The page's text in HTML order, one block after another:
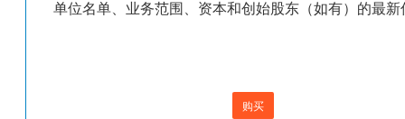
单位名单、业务范围、资本和创始股东（如有）的最新
购买